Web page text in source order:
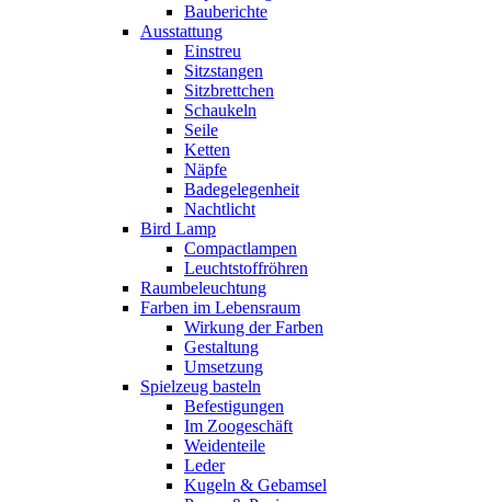
Bauberichte
Ausstattung
Einstreu
Sitzstangen
Sitzbrettchen
Schaukeln
Seile
Ketten
Näpfe
Badegelegenheit
Nachtlicht
Bird Lamp
Compactlampen
Leuchtstoffröhren
Raumbeleuchtung
Farben im Lebensraum
Wirkung der Farben
Gestaltung
Umsetzung
Spielzeug basteln
Befestigungen
Im Zoogeschäft
Weidenteile
Leder
Kugeln & Gebamsel